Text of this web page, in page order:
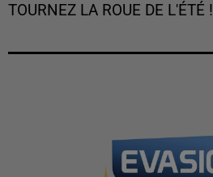
TOURNEZ LA ROUE DE L'ÉTÉ !